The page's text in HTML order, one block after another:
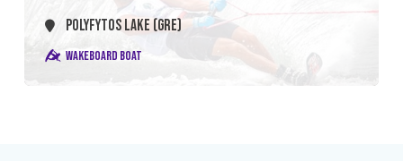
POLYFYTOS LAKE (GRE)
WAKEBOARD BOAT